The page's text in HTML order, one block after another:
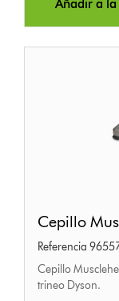
Añadir a la
Musclehead
Cepillo
Referencia
Cepillo
trineo Dyson.